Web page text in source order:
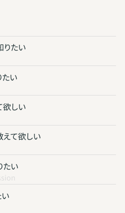
りたい
い
欲しい
て欲しい
たい